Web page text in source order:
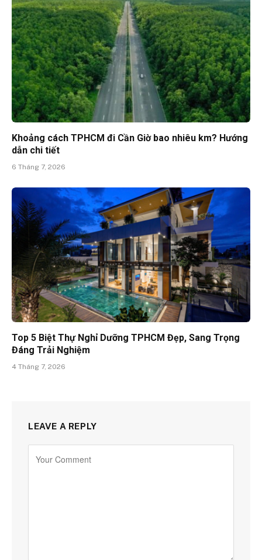
Khoảng cách TPHCM đi Cần Giờ bao nhiêu km? Hướng
dẫn chi tiết
6 Tháng 7, 2026
Top 5 Biệt Thự Nghỉ Dưỡng TPHCM Đẹp, Sang Trọng
Đáng Trải Nghiệm
4 Tháng 7, 2026
LEAVE A REPLY